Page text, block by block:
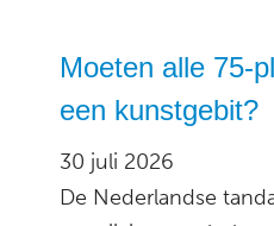
Moeten alle 75-
een kunstgebit?
30 juli 2026
De Nederlandse